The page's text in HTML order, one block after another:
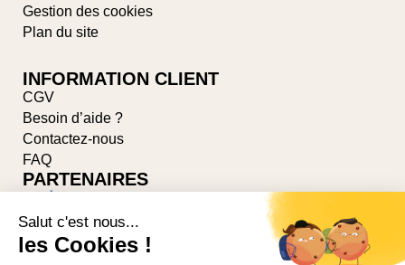
Gestion des cookies
Plan du site
INFORMATION CLIENT
CGV
Besoin d’aide ?
Contactez-nous
FAQ
PARTENAIRES